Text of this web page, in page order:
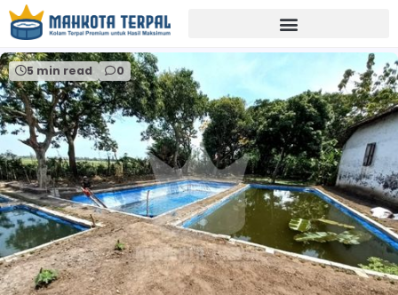
Home kolam bioflok banyuwangi
5 min read 0